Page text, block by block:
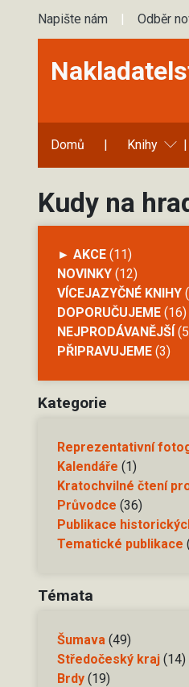
Napište nám | Odběr
Domů | Knihy |
Kudy na
► AKCE (11)
NOVINKY (12)
VÍCEJAZYČNÉ KNIHY
DOPORUČUJEME (16)
NEJPRODÁVANĚJŠÍ
PŘIPRAVUJEME (3)
Kategorie
Reprezentativní
Kalendáře (1)
Kratochvilné čtení
Průvodce (36)
Publikace
Tematické publikace
Témata
Šumava (49)
Středočeský kraj (14)
Brdy (19)